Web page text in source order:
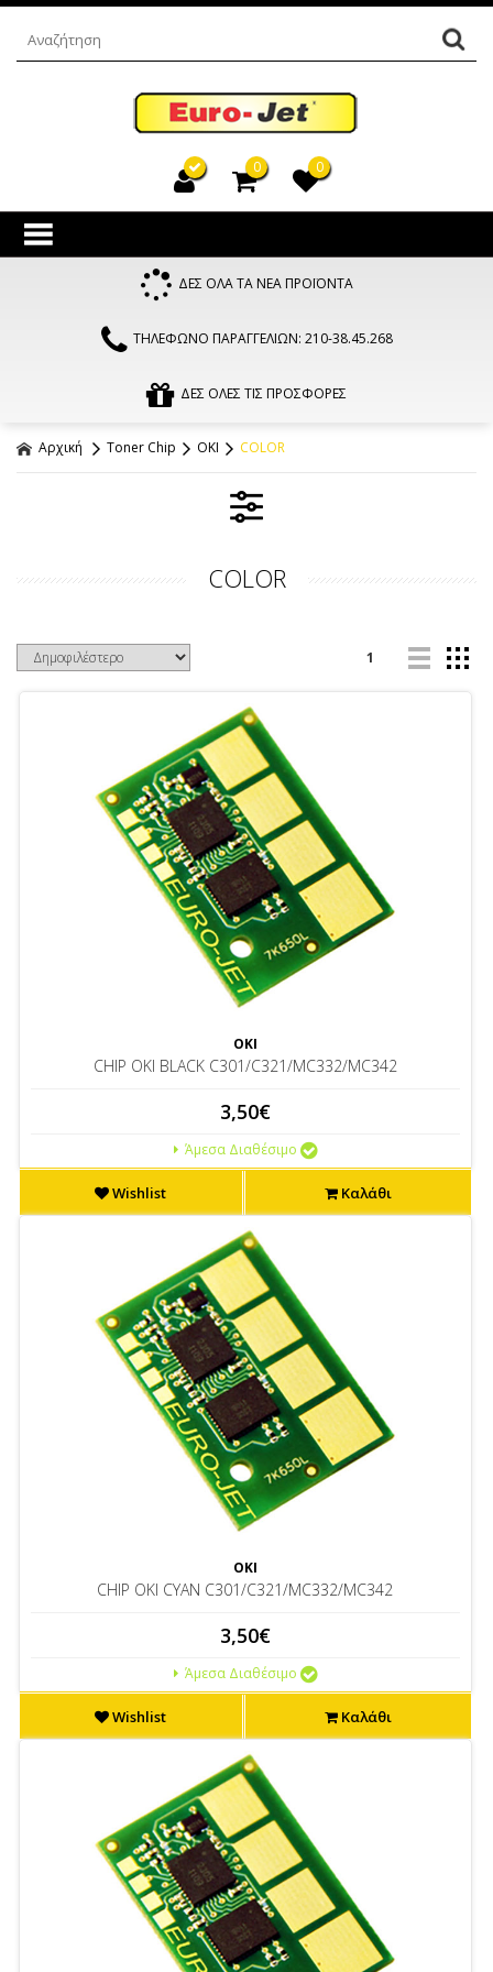
0 0
ΔΕΣ ΟΛΑ ΤΑ ΝΕΑ ΠΡΟΪΟΝΤΑ
ΤΗΛΕΦΩΝΟ ΠΑΡΑΓΓΕΛΙΩΝ: 210-38.45.268
ΔΕΣ ΟΛΕΣ ΤΙΣ ΠΡΟΣΦΟΡΕΣ
Αρχική Toner Chip OKI COLOR
COLOR
1
OKI
CHIP OKI BLACK C301/C321/MC332/MC342
3,50€
Άμεσα Διαθέσιμο
Wishlist Καλάθι
OKI
CHIP OKI CYAN C301/C321/MC332/MC342
3,50€
Άμεσα Διαθέσιμο
Wishlist Καλάθι